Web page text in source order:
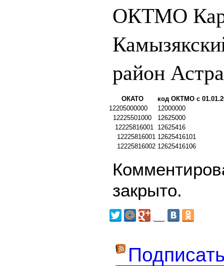
ОКТМО
район
ОКАТО
код ОКТМО с
12205000000
12000000
12225501000
12625000
12225816001 12625416
12225816001 12625416101
12225816002 12625416106
закрыто.